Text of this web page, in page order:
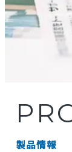
P R
製品情報